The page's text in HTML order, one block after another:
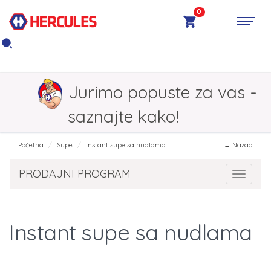
0
Jurimo popuste za vas -
saznajte kako!
Početna Supe Instant supe sa nudlama ← Nazad
Toggle
PRODAJNI PROGRAM
Instant supe sa nudlama